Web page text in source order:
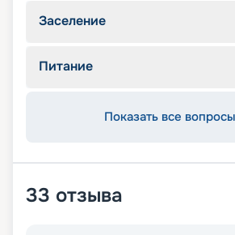
Заселение
Питание
Показать все
33 отзыва